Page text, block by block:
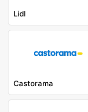
Lidl
Castorama